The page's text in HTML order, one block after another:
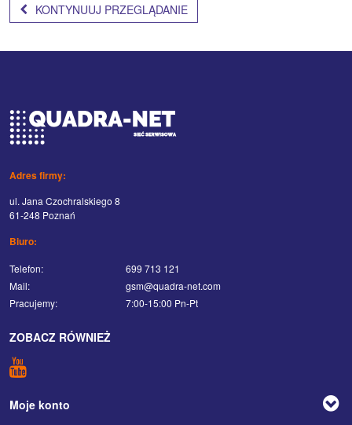
KONTYNUUJ PRZEGLĄDANIE
Adres firmy:
ul. Jana Czochralskiego 8
61-248 Poznań
Biuro:
Telefon:
699 713 121
Mail:
gsm@quadra-net.com
Pracujemy:
7:00-15:00 Pn-Pt
ZOBACZ RÓWNIEŻ
Moje konto